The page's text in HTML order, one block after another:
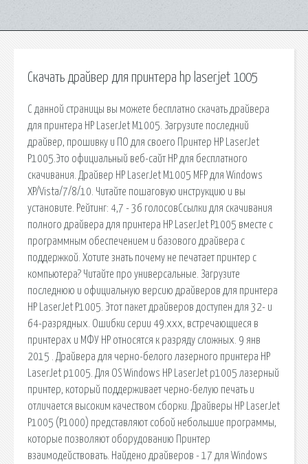
Скачать драйвер для принтера hp laserjet 1005
С данной страницы вы можете бесплатно скачать драйвера
для принтера HP LaserJet M1005. Загрузите последний
драйвер, прошивку и ПО для своего Принтер HP LaserJet
P1005.Это официальный веб-сайт HP для бесплатного
скачивания. Драйвер HP LaserJet M1005 MFP для Windows
XP/Vista/7/8/10. Читайте пошаговую инструкцию и вы
установите. Рейтинг: 4,7 - 36 голосовСсылки для скачивания
полного драйвера для принтера HP LaserJet P1005 вместе с
программным обеспечением и базового драйвера с
поддержкой. Хотите знать почему не печатает принтер с
компьютера? Читайте про универсальные. Загрузите
последнюю и официальную версию драйверов для принтера
HP LaserJet P1005. Этот пакет драйверов доступен для 32- и
64-разрядных. Ошибки серии 49.xxx, встречающиеся в
принтерах и МФУ HP относятся к разряду сложных. 9 янв
2015 . Драйвера для черно-белого лазерного принтера HP
LaserJet p1005. Для OS Windows HP LaserJet p1005 лазерный
принтер, который поддерживает черно-белую печать и
отличается высоким качеством сборки. Драйверы HP LaserJet
P1005 (P1000) представляют собой небольшие программы,
которые позволяют оборудованию Принтер
взаимодействовать. Найдено драйверов - 17 для Windows